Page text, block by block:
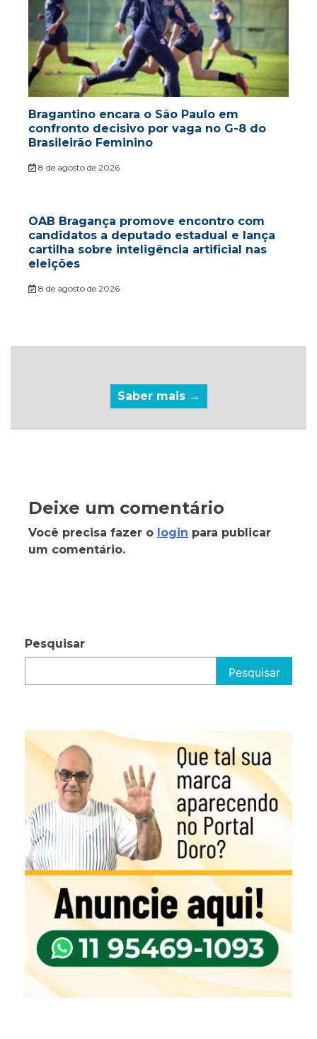
Bragantino encara o São Paulo em
confronto decisivo por vaga no G-8 do
Brasileirão Feminino
8 de agosto de 2026
OAB Bragança promove encontro com
candidatos a deputado estadual e lança
cartilha sobre inteligência artificial nas
eleições
8 de agosto de 2026
Saber mais →
Deixe um comentário
Você precisa fazer o login para publicar
um comentário.
Pesquisar
Pesquisar